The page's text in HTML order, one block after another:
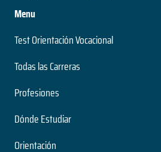
Menu
Test Orientación Vocacional
Todas las Carreras
Profesiones
Dónde Estudiar
Orientación